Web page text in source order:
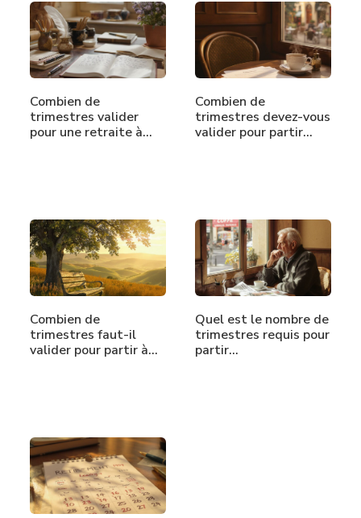
Combien de
trimestres valider
pour une retraite à…
Combien de
trimestres devez-vous
valider pour partir…
Combien de
trimestres faut-il
valider pour partir à…
Quel est le nombre de
trimestres requis pour
partir…